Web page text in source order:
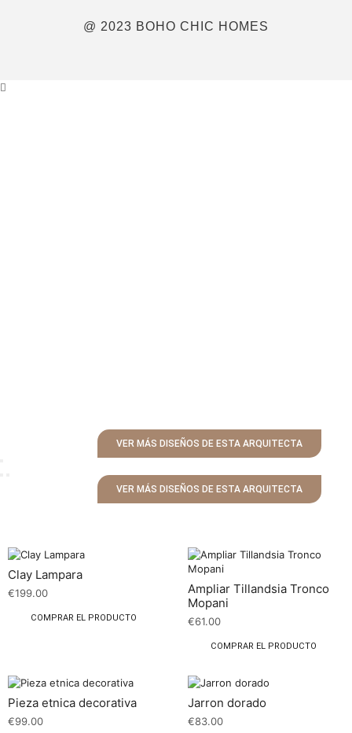
@ 2023 BOHO CHIC HOMES
VER MÁS DISEÑOS DE ESTA ARQUITECTA
VER MÁS DISEÑOS DE ESTA ARQUITECTA
Clay Lampara
€199.00
COMPRAR EL PRODUCTO
Ampliar Tillandsia Tronco
Mopani
€61.00
COMPRAR EL PRODUCTO
Pieza etnica decorativa
€99.00
Jarron dorado
€83.00